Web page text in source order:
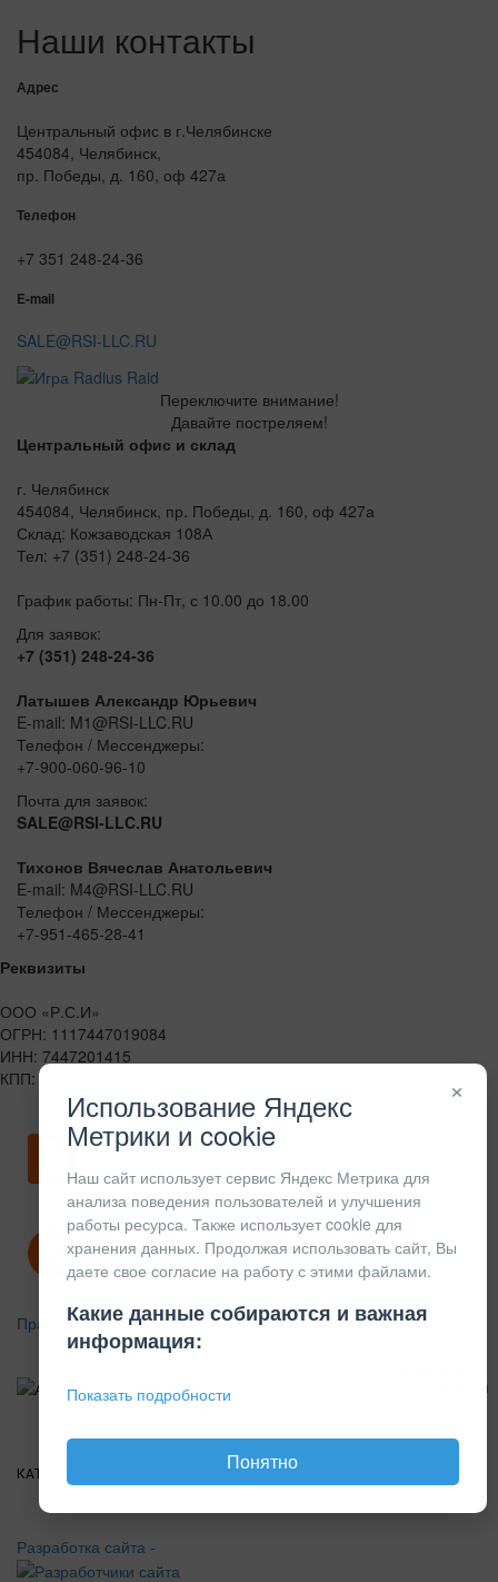
Наши контакты
Адрес
Центральный офис в г.Челябинске
454084, Челябинск,
пр. Победы, д. 160, оф 427а
Телефон
+7 351 248-24-36
E-mail
SALE@RSI-LLC.RU
Переключите внимание!
Давайте постреляем!
Центральный офис и склад
г. Челябинск
454084, Челябинск, пр. Победы, д. 160, оф 427а
Склад: Кожзаводская 108А
Тел: +7 (351) 248-24-36
График работы: Пн-Пт, с 10.00 до 18.00
Для заявок:
+7 (351) 248-24-36
Латышев Александр Юрьевич
E-mail: M1@RSI-LLC.RU
Телефон / Мессенджеры:
+7-900-060-96-10
Почта для заявок:
SALE@RSI-LLC.RU
Тихонов Вячеслав Анатольевич
E-mail: M4@RSI-LLC.RU
Телефон / Мессенджеры:
+7-951-465-28-41
Реквизиты
ООО «Р.С.И»
ОГРН: 1117447019084
ИНН: 7447201415
КПП: 744701001
Скачать карточку предприятия
Политика конфиденциальности
Правила возврата
КОНСТРУКЦИОННЫЙ
КАТАЛОГ ВАКАНСИИ
Разработка сайта -
×
Использование Яндекс
Метрики и cookie
Наш сайт использует сервис Яндекс Метрика для
анализа поведения пользователей и улучшения
работы ресурса. Также использует cookie для
хранения данных. Продолжая использовать сайт, Вы
даете свое согласие на работу с этими файлами.
Какие данные собираются и важная
информация:
Показать подробности
Понятно